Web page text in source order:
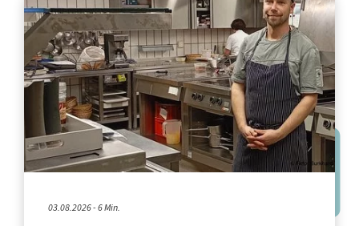
03.08.2026 - 6 Min.